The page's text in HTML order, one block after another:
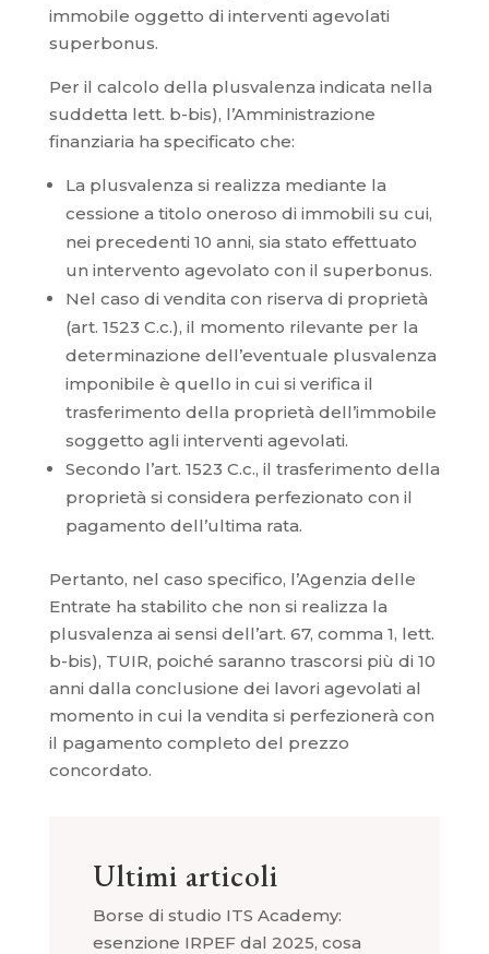
immobile oggetto di interventi agevolati
superbonus.
Per il calcolo della plusvalenza indicata nella
suddetta lett. b-bis), l’Amministrazione
finanziaria ha specificato che:
La plusvalenza si realizza mediante la
cessione a titolo oneroso di immobili su cui,
nei precedenti 10 anni, sia stato effettuato
un intervento agevolato con il superbonus.
Nel caso di vendita con riserva di proprietà
(art. 1523 C.c.), il momento rilevante per la
determinazione dell’eventuale plusvalenza
imponibile è quello in cui si verifica il
trasferimento della proprietà dell’immobile
soggetto agli interventi agevolati.
Secondo l’art. 1523 C.c., il trasferimento della
proprietà si considera perfezionato con il
pagamento dell’ultima rata.
Pertanto, nel caso specifico, l’Agenzia delle
Entrate ha stabilito che non si realizza la
plusvalenza ai sensi dell’art. 67, comma 1, lett.
b-bis), TUIR, poiché saranno trascorsi più di 10
anni dalla conclusione dei lavori agevolati al
momento in cui la vendita si perfezionerà con
il pagamento completo del prezzo
concordato.
Ultimi articoli
Borse di studio ITS Academy:
esenzione IRPEF dal 2025, cosa